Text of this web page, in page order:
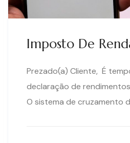
Imposto De
Prezado(a) Cliente, É
declaração de
O sistema de cruzamento